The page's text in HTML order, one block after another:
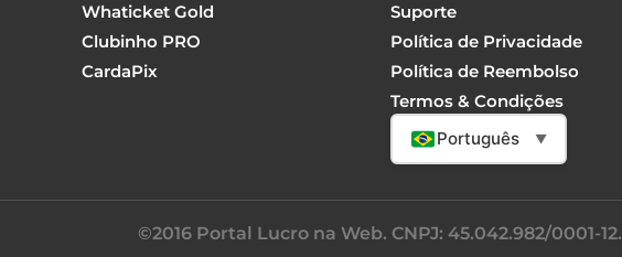
Whaticket Gold
Clubinho PRO
CardaPix
Suporte
Política de Privacidade
Política de Reembolso
Termos & Condições
Português
▼
©2016 Portal Lucro na Web. CNPJ: 45.042.982/0001-12.